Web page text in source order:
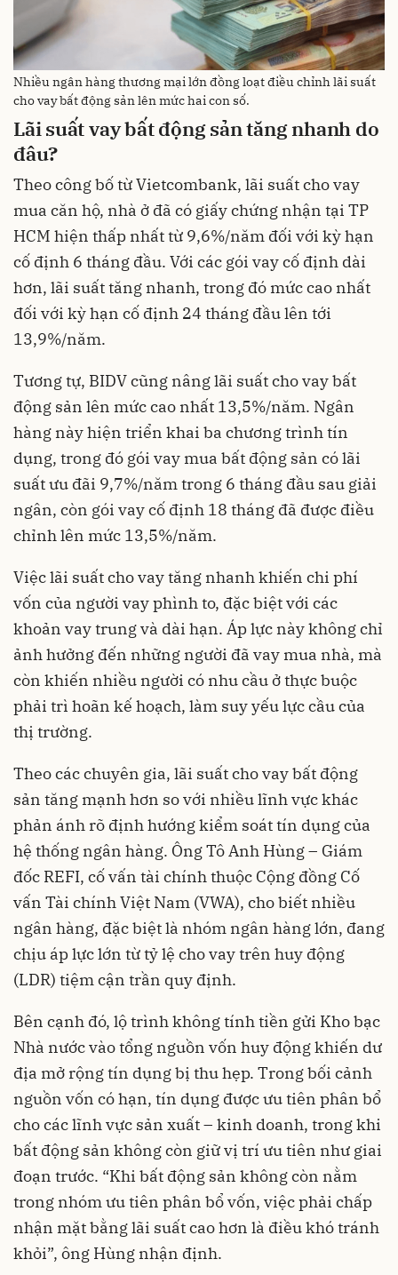
Nhiều ngân hàng thương mại lớn đồng loạt điều chỉnh lãi suất
cho vay bất động sản lên mức hai con số.
Lãi suất vay bất động sản tăng nhanh do
đâu?
Theo công bố từ Vietcombank, lãi suất cho vay
mua căn hộ, nhà ở đã có giấy chứng nhận tại TP
HCM hiện thấp nhất từ 9,6%/năm đối với kỳ hạn
cố định 6 tháng đầu. Với các gói vay cố định dài
hơn, lãi suất tăng nhanh, trong đó mức cao nhất
đối với kỳ hạn cố định 24 tháng đầu lên tới
13,9%/năm.
Tương tự, BIDV cũng nâng lãi suất cho vay bất
động sản lên mức cao nhất 13,5%/năm. Ngân
hàng này hiện triển khai ba chương trình tín
dụng, trong đó gói vay mua bất động sản có lãi
suất ưu đãi 9,7%/năm trong 6 tháng đầu sau giải
ngân, còn gói vay cố định 18 tháng đã được điều
chỉnh lên mức 13,5%/năm.
Việc lãi suất cho vay tăng nhanh khiến chi phí
vốn của người vay phình to, đặc biệt với các
khoản vay trung và dài hạn. Áp lực này không chỉ
ảnh hưởng đến những người đã vay mua nhà, mà
còn khiến nhiều người có nhu cầu ở thực buộc
phải trì hoãn kế hoạch, làm suy yếu lực cầu của
thị trường.
Theo các chuyên gia, lãi suất cho vay bất động
sản tăng mạnh hơn so với nhiều lĩnh vực khác
phản ánh rõ định hướng kiểm soát tín dụng của
hệ thống ngân hàng. Ông Tô Anh Hùng – Giám
đốc REFI, cố vấn tài chính thuộc Cộng đồng Cố
vấn Tài chính Việt Nam (VWA), cho biết nhiều
ngân hàng, đặc biệt là nhóm ngân hàng lớn, đang
chịu áp lực lớn từ tỷ lệ cho vay trên huy động
(LDR) tiệm cận trần quy định.
Bên cạnh đó, lộ trình không tính tiền gửi Kho bạc
Nhà nước vào tổng nguồn vốn huy động khiến dư
địa mở rộng tín dụng bị thu hẹp. Trong bối cảnh
nguồn vốn có hạn, tín dụng được ưu tiên phân bổ
cho các lĩnh vực sản xuất – kinh doanh, trong khi
bất động sản không còn giữ vị trí ưu tiên như giai
đoạn trước. “Khi bất động sản không còn nằm
trong nhóm ưu tiên phân bổ vốn, việc phải chấp
nhận mặt bằng lãi suất cao hơn là điều khó tránh
khỏi”, ông Hùng nhận định.